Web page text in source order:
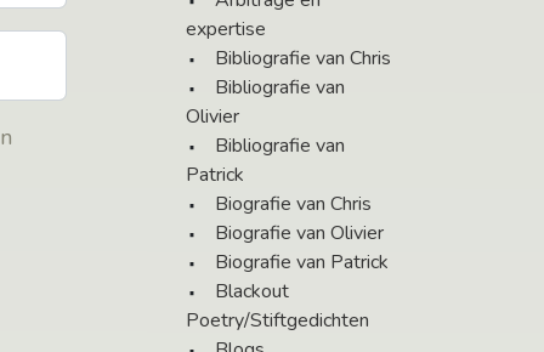
expertise
Bibliografie van Chris
Bibliografie van
Olivier
Bibliografie van
Patrick
Biografie van Chris
Biografie van Olivier
Biografie van Patrick
Blackout
Poetry/Stiftgedichten